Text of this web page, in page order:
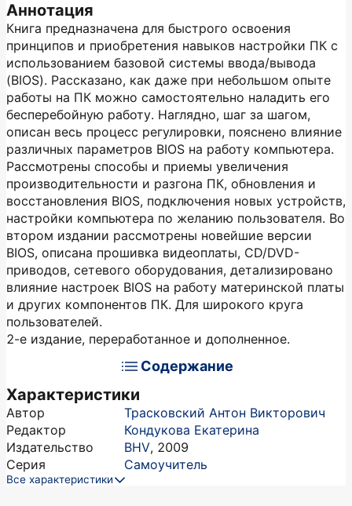
Аннотация
Книга предназначена для быстрого освоения
принципов и приобретения навыков настройки ПК с
использованием базовой системы ввода/вывода
(BIOS). Рассказано, как даже при небольшом опыте
работы на ПК можно самостоятельно наладить его
бесперебойную работу. Наглядно, шаг за шагом,
описан весь процесс регулировки, пояснено влияние
различных параметров BIOS на работу компьютера.
Рассмотрены способы и приемы увеличения
производительности и разгона ПК, обновления и
восстановления BIOS, подключения новых устройств,
настройки компьютера по желанию пользователя. Во
втором издании рассмотрены новейшие версии
BIOS, описана прошивка видеоплаты, CD/DVD-
приводов, сетевого оборудования, детализировано
влияние настроек BIOS на работу материнской платы
и других компонентов ПК. Для широкого круга
пользователей.
2-е издание, переработанное и дополненное.
Содержание
Характеристики
Автор
Трасковский Антон Викторович
Редактор
Кондукова Екатерина
Издательство
BHV, 2009
Серия
Самоучитель
Все характеристики